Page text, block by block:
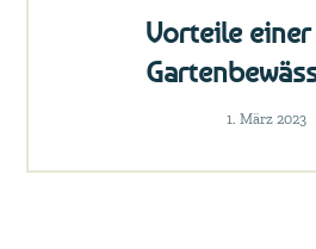
Vorteile
1. März 2023